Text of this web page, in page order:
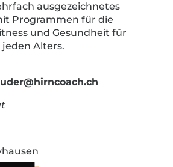
ausgezeichnetes
Programmen für die
und Gesundheit für
Alters.